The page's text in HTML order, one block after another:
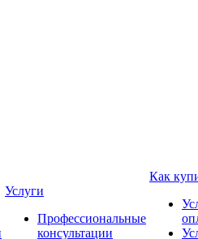
Услуги
Профессиональные
консультации
Как